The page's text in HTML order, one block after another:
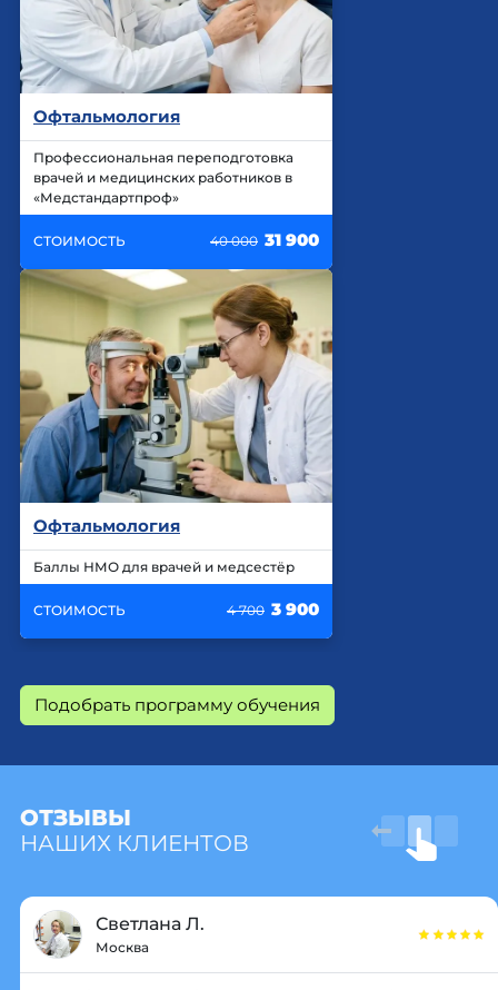
Офтальмология
Профессиональная переподготовка
врачей и медицинских работников в
«Медстандартпроф»
СТОИМОСТЬ 40 000 31 900
Офтальмология
Баллы НМО для врачей и медсестёр
СТОИМОСТЬ 4 700 3 900
Подобрать программу обучения
ОТЗЫВЫ
НАШИХ КЛИЕНТОВ
Светлана Л.
Москва